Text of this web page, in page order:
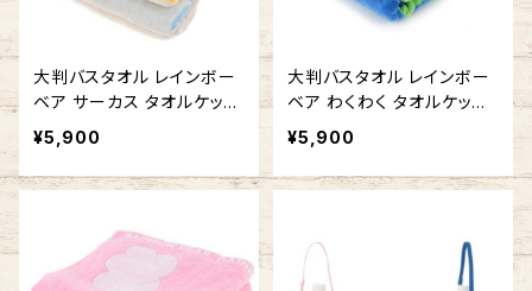
大判バスタオル レインボー
ベア サーカス タオルケット
お昼寝に 今治タオルの日本
¥5,900
大判バスタオル レインボー
ベア わくわく タオルケット
お昼寝に 今治タオルの日本
¥5,900